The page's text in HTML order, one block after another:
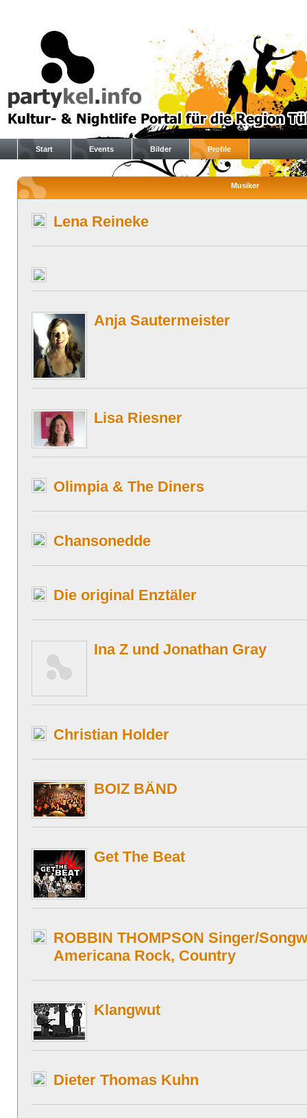
Start Events Bilder Profile
Musiker
Lena Reineke
Anja Sautermeister
Lisa Riesner
Olimpia & The Diners
Chansonedde
Die original Enztäler
Ina Z und Jonathan Gray
Christian Holder
BOIZ BÄND
Get The Beat
ROBBIN THOMPSON Singer/
Americana Rock, Country
Klangwut
Dieter Thomas Kuhn